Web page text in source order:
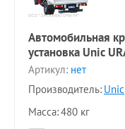
Автомобильная
установка Unic
Артикул: нет
Производитель: Unic
Масса 480 кг